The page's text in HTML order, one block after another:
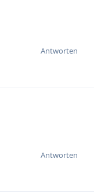
Antworten
Antworten